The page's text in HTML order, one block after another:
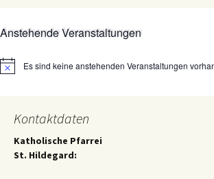
Anstehende Veranstaltungen
HinweisEs sind keine anstehenden Veranstaltungen
Kontaktdaten
Katholische Pfarrei
St. Hildegard: